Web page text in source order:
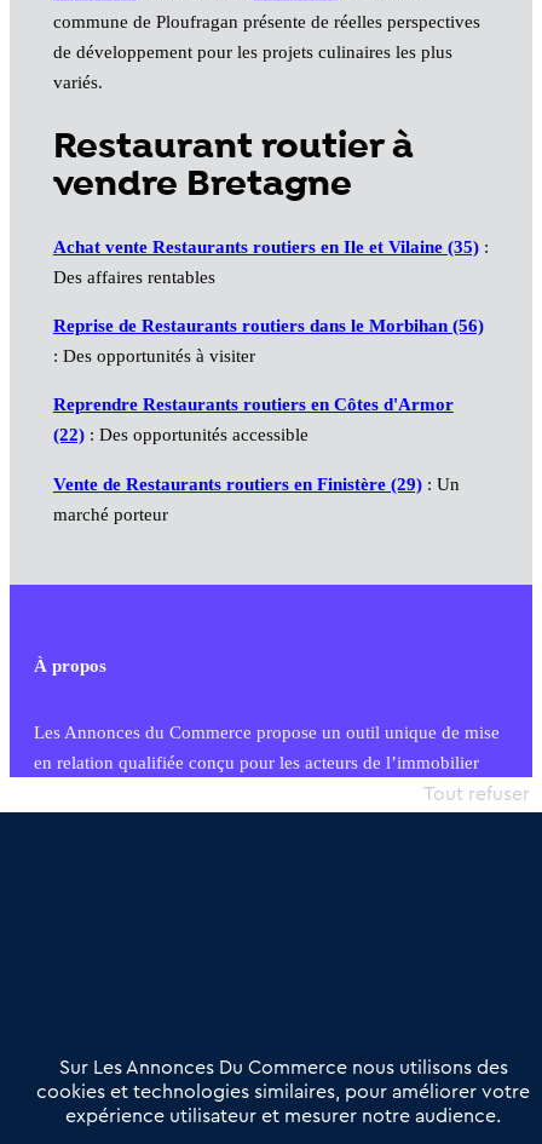
commune de Ploufragan présente de réelles perspectives
de développement pour les projets culinaires les plus
variés.
Restaurant routier à
vendre Bretagne
Achat vente Restaurants routiers en Ile et Vilaine (35):
Des affaires rentables
Reprise de Restaurants routiers dans le Morbihan (56)
: Des opportunités à visiter
Reprendre Restaurants routiers en Côtes d'Armor
(22): Des opportunités accessible
Vente de Restaurants routiers en Finistère (29): Un
marché porteur
À propos
Les Annonces du Commerce propose un outil unique de mise
en relation qualifiée conçu pour les acteurs de l’immobilier
commercial et les collectivités territoriales, simple et intégrant
Offres Pro
Actualités
Qui sommes nous ?
Derniers articles
Sur Les Annonces Du Commerce nous utilisons des
cookies et technologies similaires, pour améliorer votre
expérience utilisateur et mesurer notre audience.
Tout refuser